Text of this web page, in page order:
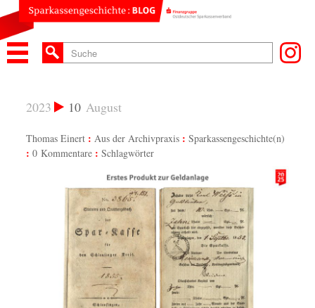
10 August
2023
Thomas Einert Aus der Archivpraxis
Sparkassengeschichte(n)
0 Kommentare
Schlagwörter